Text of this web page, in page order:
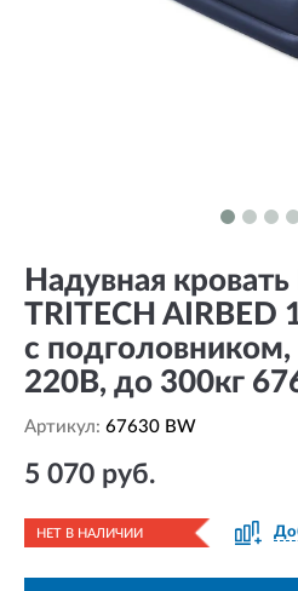
Надувная
TRITECH AIRBED
с подголовником,
220В, до 300кг
Артикул: 67630 BW
5 070 руб.
НЕТ В НАЛИЧИИ